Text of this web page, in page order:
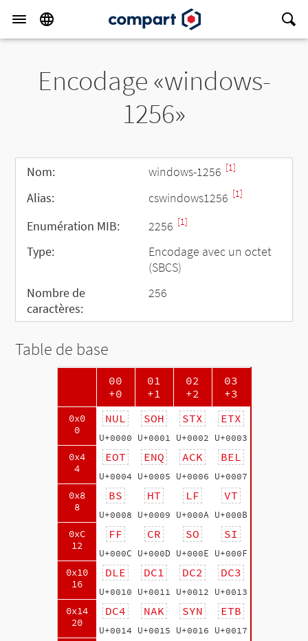
Encodage «windows-
1256»
Nom: windows-1256 [1]
Alias: cswindows1256 [1]
Enumération MIB: 2256 [1]
Type:
Encodage avec un octet
(SBCS)
Nombre de
caractères:
256
Table de base
00
+0
01
+1
02
+2
03
+3
0x0
0
0x4
4
0x8
8
0xC
12
0x10
16
0x14
20
NUL
U+0000
SOH
U+0001
STX
U+0002
ETX
U+0003
EOT
U+0004
ENQ
U+0005
ACK
U+0006
BEL
U+0007
BS
U+0008
HT
U+0009
LF
U+000A
VT
U+000B
FF
U+000C
CR
U+000D
SO
U+000E
SI
U+000F
DLE
U+0010
DC1
U+0011
DC2
U+0012
DC3
U+0013
DC4
U+0014
NAK
U+0015
SYN
U+0016
ETB
U+0017